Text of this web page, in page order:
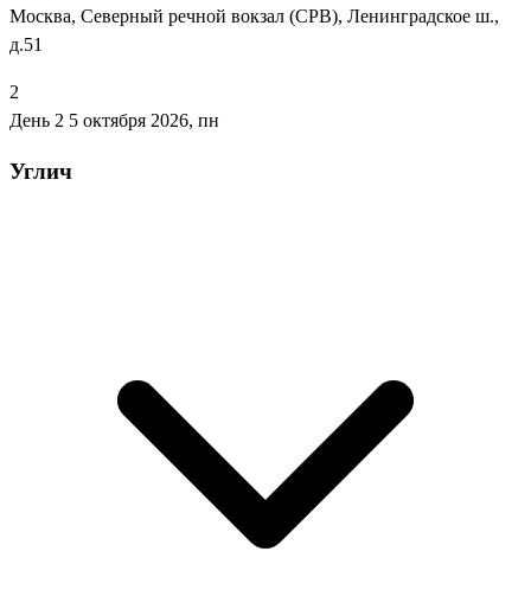
Москва, Северный речной вокзал (СРВ), Ленинградское ш.,
д.51
2
День 2 5 октября 2026, пн
Углич